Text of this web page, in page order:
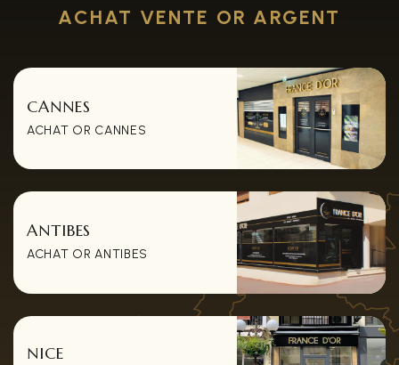
ACHAT VENTE OR ARGENT
CANNES
ACHAT OR CANNES
ANTIBES
ACHAT OR ANTIBES
NICE